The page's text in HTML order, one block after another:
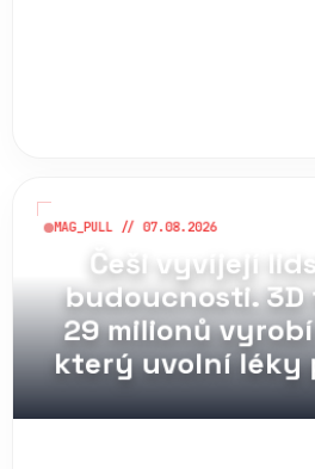
MAG_PULL // 07.08.2026
Češi vyvíjejí
budoucnosti. 3D
29 milionů
který uvolní léky